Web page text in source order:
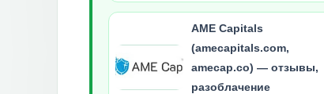
AME Capitals
(amecapitals.com,
amecap.co) — отзывы,
разоблачение